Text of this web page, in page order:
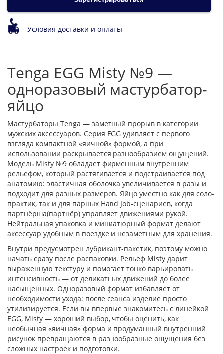
Условия доставки и оплаты
Tenga EGG Misty №9 —
одноразовый мастурбатор-
яйцо
Мастурбаторы Tenga — заметный прорыв в категории
мужских аксессуаров. Серия EGG удивляет с первого
взгляда компактной «яичной» формой, а при
использовании раскрывается разнообразием ощущений.
Модель Misty №9 обладает фирменным внутренним
рельефом, который растягивается и подстраивается под
анатомию: эластичная оболочка увеличивается в разы и
подходит для разных размеров. Яйцо уместно как для соло-
практик, так и для парных Hand Job-сценариев, когда
партнёрша(партнёр) управляет движениями рукой.
Нейтральная упаковка и миниатюрный формат делают
аксессуар удобным в поездке и незаметным для хранения.
Внутри предусмотрен лубрикант-пакетик, поэтому можно
начать сразу после распаковки. Рельеф Misty дарит
выраженную текстуру и помогает тонко варьировать
интенсивность — от деликатных движений до более
насыщенных. Одноразовый формат избавляет от
необходимости ухода: после сеанса изделие просто
утилизируется. Если вы впервые знакомитесь с линейкой
EGG, Misty — хороший выбор, чтобы оценить, как
необычная «яичная» форма и продуманный внутренний
рисунок превращаются в разнообразные ощущения без
сложных настроек и подготовки.